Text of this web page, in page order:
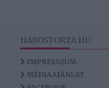
HABOSTORTA.HU
IMPRESSZUM
MÉDIAAJÁNLAT